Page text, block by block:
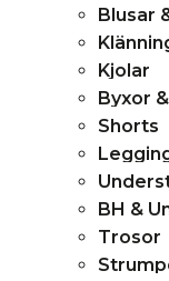
Blusar
Kjolar
Byxor
Shorts
BH &
Trosor